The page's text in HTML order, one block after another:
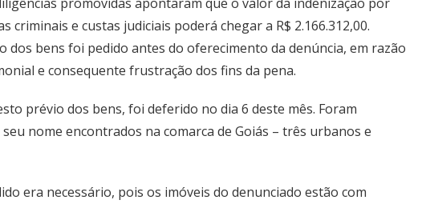
criminais e custas judiciais poderá chegar a R$ 2.166.312,00.
dos bens foi pedido antes do oferecimento da denúncia, em razão
e consequente frustração dos fins da pena.
prévio dos bens, foi deferido no dia 6 deste mês. Foram
nome encontrados na comarca de Goiás – três urbanos e
era necessário, pois os imóveis do denunciado estão com